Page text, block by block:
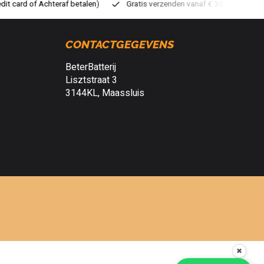
verzenden vanaf € 30,- (NL) Verzendkosten € 2,95 (NL)
CONTACTGEGEVENS
BeterBatterij
Lisztstraat 3
3144KL, Maassluis
✖